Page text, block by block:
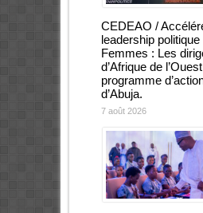
CEDEAO /
leadership politique
Femmes : Les
d’Afrique de
programme
d’Abuja.
7 août 2026